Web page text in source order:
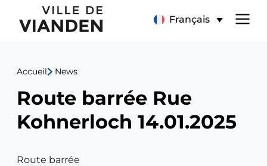
Route
barrée
Rue
du
Sanatorium
14.01.2025
Français
Menu
navigation
principal
Accueil News
Route barrée Rue
Kohnerloch 14.01.2025
Route barrée